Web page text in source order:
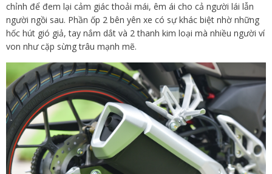
chỉnh để đem lại cảm giác thoải mái, êm ái cho cả người lái lẫn
người ngồi sau. Phần ốp 2 bên yên xe có sự khác biệt nhờ những
hốc hút gió giả, tay nắm dắt và 2 thanh kim loại mà nhiều người ví
von như cặp sừng trâu mạnh mẽ.